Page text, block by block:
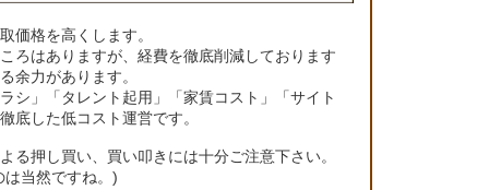
価格を高くします。
ろはありますが、経費を徹底削減しております
余力があります。
シ」「タレント起用」「家賃コスト」「サイト
底した低コスト運営です。
る押し買い、買い叩きには十分ご注意下さい。
当然ですね。)